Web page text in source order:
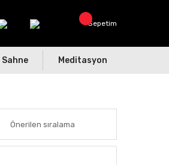
Sepetim
Sahne Meditasyon